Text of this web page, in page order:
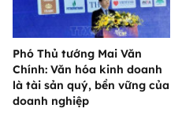
Phó Thủ tướng Mai Văn
Chính: Văn hóa kinh doanh
là tài sản quý, bền vững của
doanh nghiệp